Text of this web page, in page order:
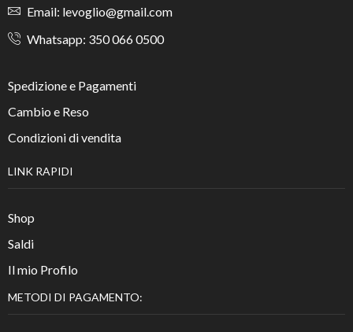
Email: levoglio@gmail.com
Whatsapp: 350 066 0500
Spedizione e Pagamenti
Cambio e Reso
Condizioni di vendita
LINK RAPIDI
Shop
Saldi
Il mio Profilo
METODI DI PAGAMENTO: